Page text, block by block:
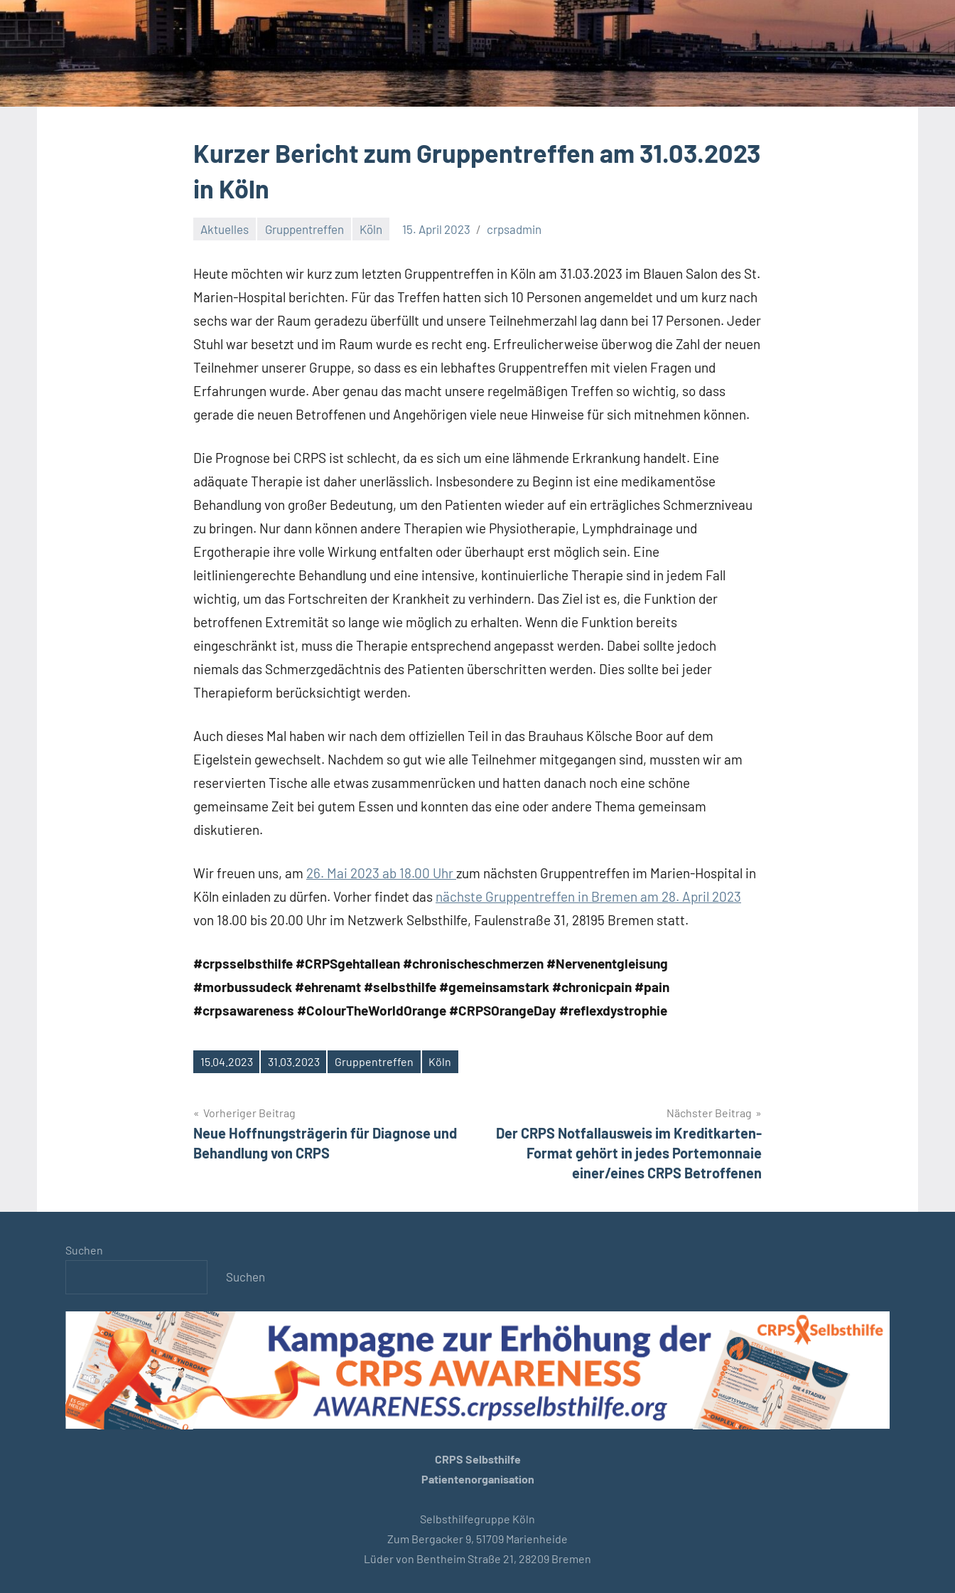
Kurzer Bericht zum Gruppentreffen am 31.03.2023
in Köln
Aktuelles Gruppentreffen Köln 15. April 2023 crpsadmin
Heute möchten wir kurz zum letzten Gruppentreffen in Köln am 31.03.2023 im Blauen Salon des St.
Marien-Hospital berichten. Für das Treffen hatten sich 10 Personen angemeldet und um kurz nach
sechs war der Raum geradezu überfüllt und unsere Teilnehmerzahl lag dann bei 17 Personen. Jeder
Stuhl war besetzt und im Raum wurde es recht eng. Erfreulicherweise überwog die Zahl der neuen
Teilnehmer unserer Gruppe, so dass es ein lebhaftes Gruppentreffen mit vielen Fragen und
Erfahrungen wurde. Aber genau das macht unsere regelmäßigen Treffen so wichtig, so dass
gerade die neuen Betroffenen und Angehörigen viele neue Hinweise für sich mitnehmen können.
Die Prognose bei CRPS ist schlecht, da es sich um eine lähmende Erkrankung handelt. Eine
adäquate Therapie ist daher unerlässlich. Insbesondere zu Beginn ist eine medikamentöse
Behandlung von großer Bedeutung, um den Patienten wieder auf ein erträgliches Schmerzniveau
zu bringen. Nur dann können andere Therapien wie Physiotherapie, Lymphdrainage und
Ergotherapie ihre volle Wirkung entfalten oder überhaupt erst möglich sein. Eine
leitliniengerechte Behandlung und eine intensive, kontinuierliche Therapie sind in jedem Fall
wichtig, um das Fortschreiten der Krankheit zu verhindern. Das Ziel ist es, die Funktion der
betroffenen Extremität so lange wie möglich zu erhalten. Wenn die Funktion bereits
eingeschränkt ist, muss die Therapie entsprechend angepasst werden. Dabei sollte jedoch
niemals das Schmerzgedächtnis des Patienten überschritten werden. Dies sollte bei jeder
Therapieform berücksichtigt werden.
Auch dieses Mal haben wir nach dem offiziellen Teil in das Brauhaus Kölsche Boor auf dem
Eigelstein gewechselt. Nachdem so gut wie alle Teilnehmer mitgegangen sind, mussten wir am
reservierten Tische alle etwas zusammenrücken und hatten danach noch eine schöne
gemeinsame Zeit bei gutem Essen und konnten das eine oder andere Thema gemeinsam
diskutieren.
Wir freuen uns, am 26. Mai 2023 ab 18.00 Uhrzum nächsten Gruppentreffen im Marien-Hospital in
Köln einladen zu dürfen. Vorher findet das nächste Gruppentreffen in Bremen am 28. April 2023
von 18.00 bis 20.00 Uhr im Netzwerk Selbsthilfe, Faulenstraße 31, 28195 Bremen statt.
#crpsselbsthilfe #CRPSgehtallean #chronischeschmerzen #Nervenentgleisung
#morbussudeck #ehrenamt #selbsthilfe #gemeinsamstark #chronicpain #pain
#crpsawareness #ColourTheWorldOrange #CRPSOrangeDay #reflexdystrophie
Schlagwörter
15.04.2023 31.03.2023 Gruppentreffen Köln
Beitragsnavigation
Vorheriger Beitrag
Neue Hoffnungsträgerin für Diagnose und
Behandlung von CRPS
Nächster Beitrag
Der CRPS Notfallausweis im Kreditkarten-
Format gehört in jedes Portemonnaie
einer/eines CRPS Betroffenen
Suchen
Suchen
CRPS Selbsthilfe
Patientenorganisation
Selbsthilfegruppe Köln
Zum Bergacker 9, 51709 Marienheide
Lüder von Bentheim Straße 21, 28209 Bremen